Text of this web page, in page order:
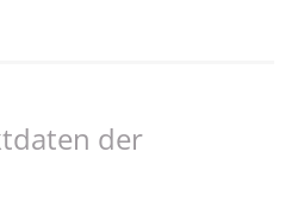
der